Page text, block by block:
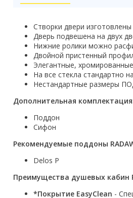
Кухонные мойки
Трапы
Радиаторы отопления
Котлы отопления
Аксессуары для ванной
Сифоны и донные
Створки двери
Дверь подвешена на двух
Нижние ролики можно
Двойной пристенный
Элегантные,
На все стекла стандартно
Нестандартные размеры
Дополнительная
Поддон
Сифон
Рекомендуемые поддоны
Delos P
Преимущества душевых кабин
*Покрытие EasyClean -